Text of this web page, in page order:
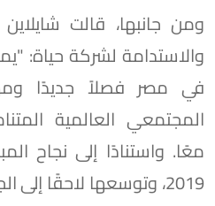
ومن جانبها، قالت
والاستدامة لشركة حياة:
في مصر فصلاً جديدًا
المجتمعي العالمية
معًا. واستنادًا إلى نجاح
2019، وتوسعها لاحقًا إلى